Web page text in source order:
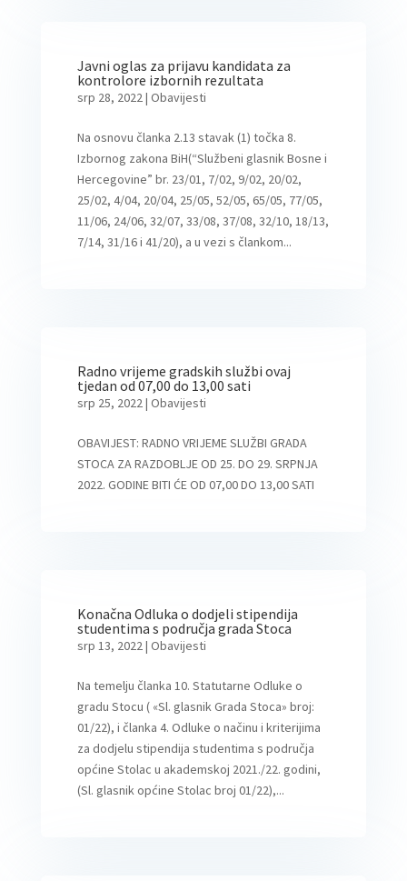
Javni oglas za prijavu kandidata za
kontrolore izbornih rezultata
srp 28, 2022| Obavijesti
Na osnovu članka 2.13 stavak (1) točka 8.
Izbornog zakona BiH(“Službeni glasnik Bosne i
Hercegovine” br. 23/01, 7/02, 9/02, 20/02,
25/02, 4/04, 20/04, 25/05, 52/05, 65/05, 77/05,
11/06, 24/06, 32/07, 33/08, 37/08, 32/10, 18/13,
7/14, 31/16 i 41/20), a u vezi s člankom...
Radno vrijeme gradskih službi ovaj
tjedan od 07,00 do 13,00 sati
srp 25, 2022| Obavijesti
OBAVIJEST: RADNO VRIJEME SLUŽBI GRADA
STOCA ZA RAZDOBLJE OD 25. DO 29. SRPNJA
2022. GODINE BITI ĆE OD 07,00 DO 13,00 SATI
Konačna Odluka o dodjeli stipendija
studentima s područja grada Stoca
srp 13, 2022| Obavijesti
Na temelju članka 10. Statutarne Odluke o
gradu Stocu ( «Sl. glasnik Grada Stoca» broj:
01/22), i članka 4. Odluke o načinu i kriterijima
za dodjelu stipendija studentima s područja
općine Stolac u akademskoj 2021./22. godini,
(Sl. glasnik općine Stolac broj 01/22),...